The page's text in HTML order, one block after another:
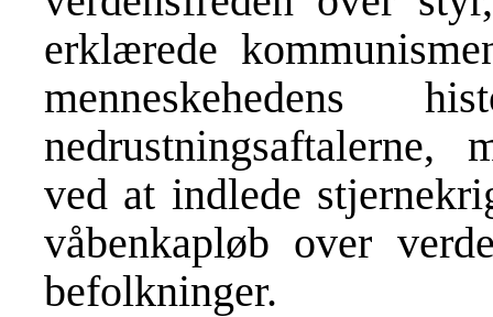
erklærede
nedrustningsaftalerne,
ved at indlede
våbenkapløb over
befolkninger.